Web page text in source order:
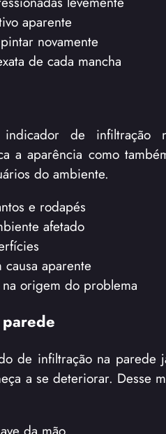
aparente
novamente
de cada mancha
de infiltração
a aparência como
do ambiente.
e rodapés
afetado
aparente
origem do problema
de infiltração na parede
a se deteriorar. Desse